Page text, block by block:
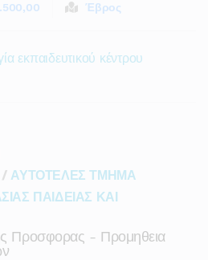
Έβρος
εκπαιδευτικού κέντρου
/ ΑΥΤΟΤΕΛΕΣ ΤΜΗΜΑ
ΠΑΙΔΕΙΑΣ ΚΑΙ
Προσφορας - Προμηθεια